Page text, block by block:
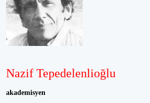
Nazif Tepedelenlioğlu
akademisyen